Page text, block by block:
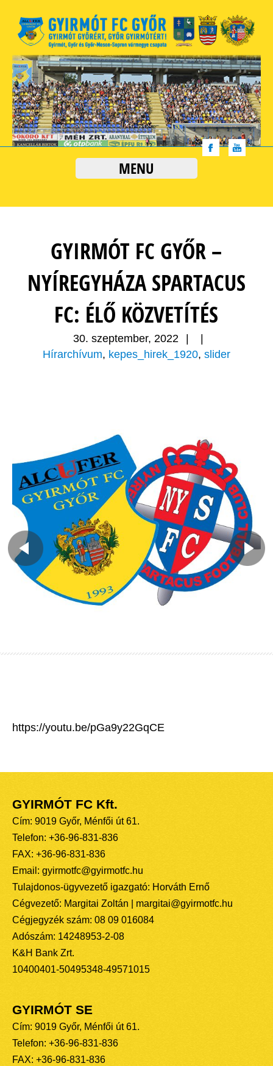
MENU
GYIRMÓT FC GYŐR –
NYÍREGYHÁZA SPARTACUS
FC: ÉLŐ KÖZVETÍTÉS
30. szeptember, 2022
Hírarchívum, kepes_hirek_1920, slider
https://youtu.be/pGa9y22GqCE
GYIRMÓT FC Kft.
Cím: 9019 Győr, Ménfői út 61.
Telefon: +36-96-831-836
FAX: +36-96-831-836
Email: gyirmotfc@gyirmotfc.hu
Tulajdonos-ügyvezető igazgató: Horváth Ernő
Cégvezető: Margitai Zoltán | margitai@gyirmotfc.hu
Cégjegyzék szám: 08 09 016084
Adószám: 14248953-2-08
K&H Bank Zrt.
10400401-50495348-49571015
GYIRMÓT SE
Cím: 9019 Győr, Ménfői út 61.
Telefon: +36-96-831-836
FAX: +36-96-831-836